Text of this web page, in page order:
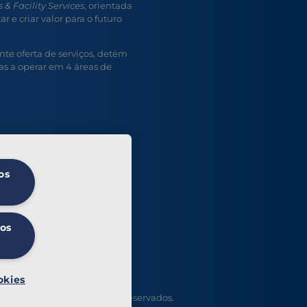
& Facility Services, orientada
e criar valor para o futuro
oferta de serviços, detém
a operar em 4 áreas de
Serviços. Todos os direitos reservados.